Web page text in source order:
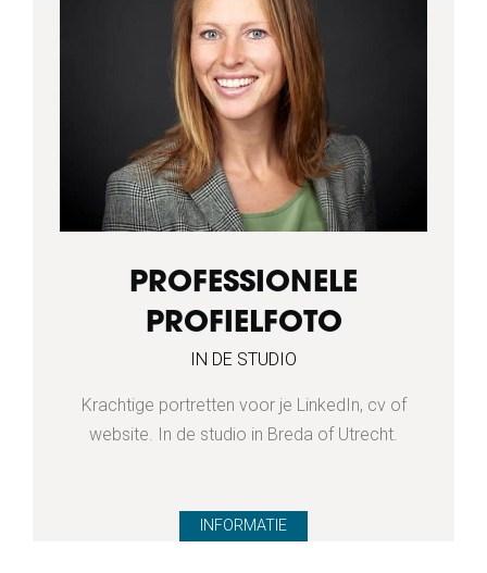
PROFESSIONELE
PROFIELFOTO
IN DE STUDIO
Krachtige portretten voor je LinkedIn, cv of
website. In de studio in Breda of Utrecht.
INFORMATIE